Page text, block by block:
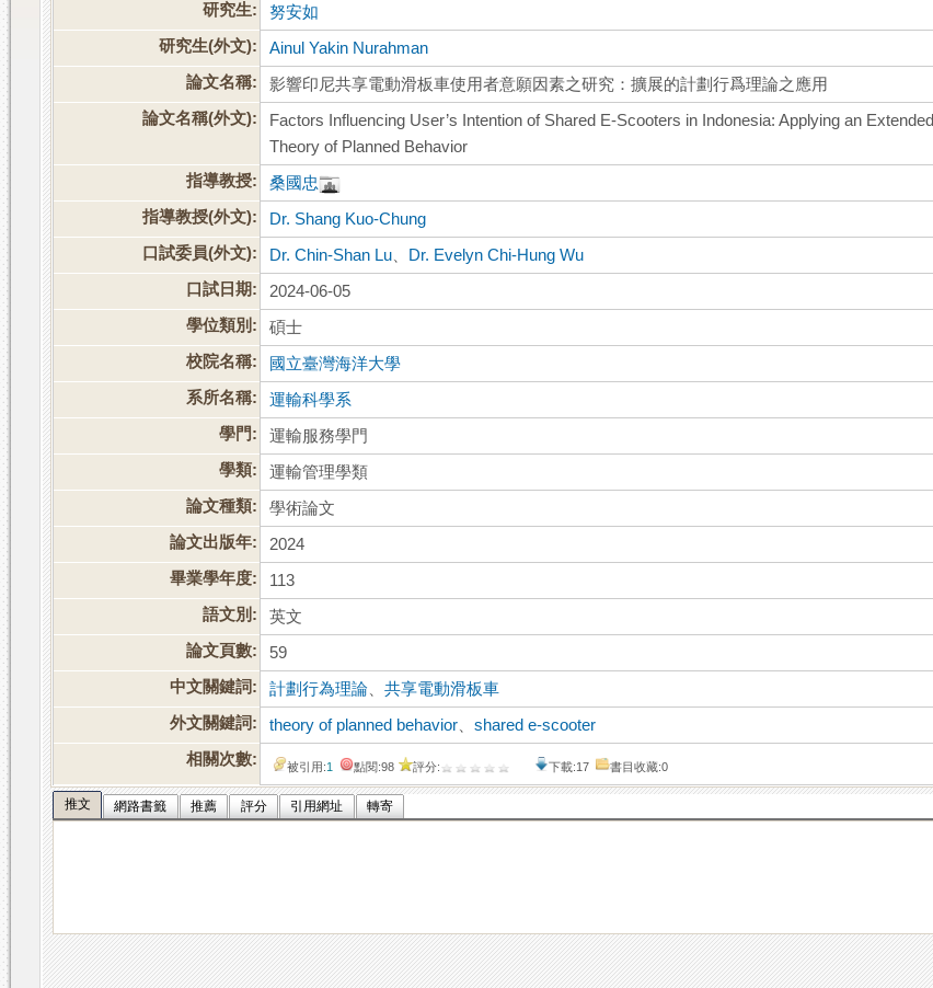
研究生:
努安如
研究生(外文):
Ainul Yakin Nurahman
論文名稱:
影響印尼共享電動滑板車使用者意願因素之研究：擴展的計劃行爲理論之應用
論文名稱(外文):
Factors Influencing User’s Intention of Shared E-Scooters in Indonesia: Applying an Extended
Theory of Planned Behavior
指導教授:
桑國忠
指導教授(外文):
Dr. Shang Kuo-Chung
口試委員(外文):
Dr. Chin-Shan Lu
Dr. Evelyn Chi-Hung Wu
口試日期:
2024-06-05
學位類別:
碩士
校院名稱:
國立臺灣海洋大學
系所名稱:
運輸科學系
學門:
運輸服務學門
學類:
運輸管理學類
論文種類:
學術論文
論文出版年:
2024
畢業學年度:
113
語文別:
英文
論文頁數:
59
中文關鍵詞:
計劃行為理論 、共享電動滑板車
外文關鍵詞:
theory of planned behavior 、shared e-scooter
相關次數:
被引用:1 點閱:98 評分: 下載:17 書目收藏:0
推文 網路書籤 推薦 評分 引用網址 轉寄